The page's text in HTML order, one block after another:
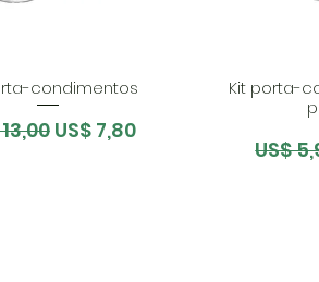
condimentos
normal
Preço promocional
US$ 7,80
Kit porta-
US$